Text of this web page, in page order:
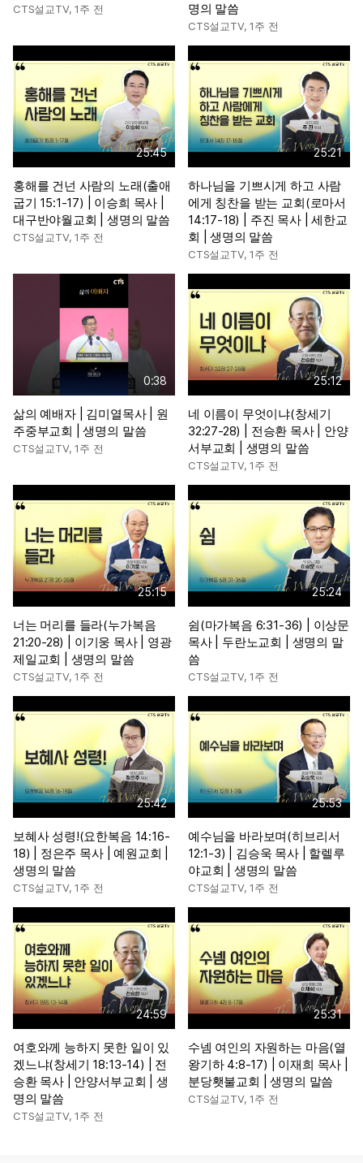
CTS설교TV,1주 전
명의 말씀
CTS설교TV,1주 전
25:45
홍해를 건넌 사람의 노래(출애
굽기 15:1-17) | 이승희 목사 |
대구반야월교회 | 생명의 말씀
CTS설교TV,1주 전
25:21
하나님을 기쁘시게 하고 사람
에게 칭찬을 받는 교회(로마서
14:17-18) | 주진 목사 | 세한교
회 | 생명의 말씀
CTS설교TV,1주 전
0:38
삶의 예배자 | 김미열목사 | 원
주중부교회 | 생명의 말씀
CTS설교TV,1주 전
25:12
네 이름이 무엇이냐(창세기
32:27-28) | 전승환 목사 | 안양
서부교회 | 생명의 말씀
CTS설교TV,1주 전
25:15
너는 머리를 들라(누가복음
21:20-28) | 이기웅 목사 | 영광
제일교회 | 생명의 말씀
CTS설교TV,1주 전
25:24
쉼(마가복음 6:31-36) | 이상문
목사 | 두란노교회 | 생명의 말
씀
CTS설교TV,1주 전
25:42
보혜사 성령!(요한복음 14:16-
18) | 정은주 목사 | 예원교회 |
생명의 말씀
CTS설교TV,1주 전
25:53
예수님을 바라보며(히브리서
12:1-3) | 김승욱 목사 | 할렐루
야교회 | 생명의 말씀
CTS설교TV,1주 전
24:59
여호와께 능하지 못한 일이 있
겠느냐(창세기 18:13-14) | 전
승환 목사 | 안양서부교회 | 생
명의 말씀
CTS설교TV,1주 전
25:31
수넴 여인의 자원하는 마음(열
왕기하 4:8-17) | 이재희 목사 |
분당횃불교회 | 생명의 말씀
CTS설교TV,1주 전